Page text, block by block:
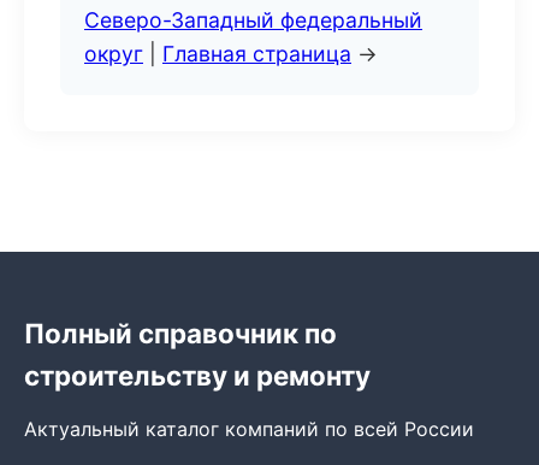
Северо-Западный федеральный
округ
Главная страница →
Полный справочник по
строительству и ремонту
Актуальный каталог компаний по всей России